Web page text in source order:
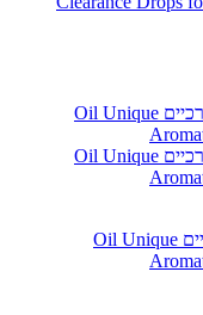
Aroma Medic Knee שמן להקלה בכאבי ברכיים Oil Unique